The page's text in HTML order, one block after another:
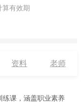
算有效期
资料 老师
练课，涵盖职业素养